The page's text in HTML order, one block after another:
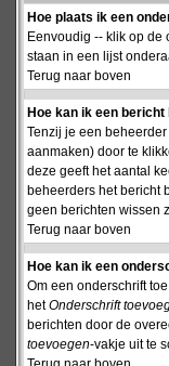
Hoe plaats ik een
Eenvoudig -- klik op
staan in een lijst
Terug naar boven
Hoe kan ik een
Tenzij je een
aanmaken) door te
deze geeft het aantal
beheerders het bericht
geen berichten wissen
Terug naar boven
Hoe kan ik een
Om een onderschrift
hetOnderschrift
berichten door de
toevoegen-vakje uit te